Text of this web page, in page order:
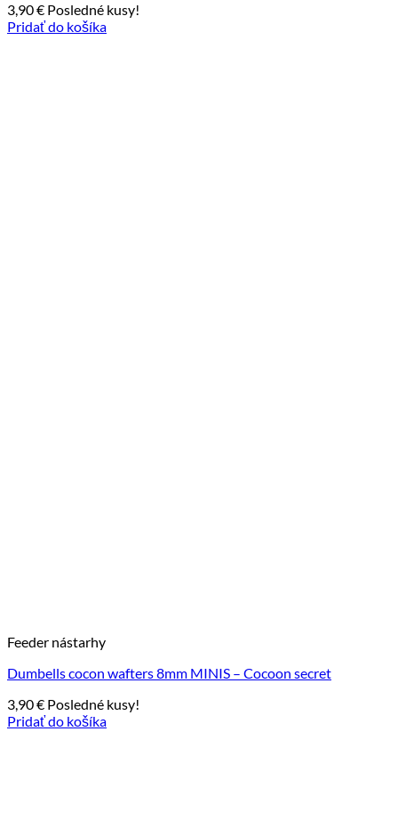
3,90€ Posledné kusy!
Pridať do košíka
Feeder nástarhy
Dumbells cocon wafters 8mm MINIS – Cocoon secret
3,90€ Posledné kusy!
Pridať do košíka